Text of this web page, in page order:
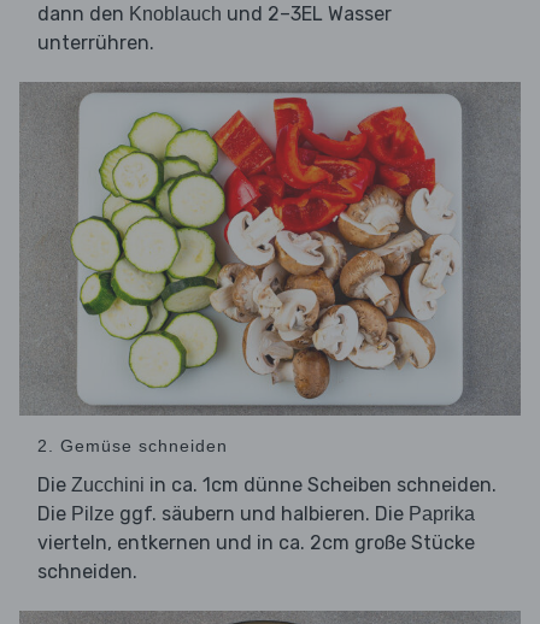
dann den Knoblauch und 2–3EL Wasser
unterrühren.
2. Gemüse schneiden
Die Zucchini in ca. 1cm dünne Scheiben schneiden.
Die Pilze ggf. säubern und halbieren. Die Paprika
vierteln, entkernen und in ca. 2cm große Stücke
schneiden.